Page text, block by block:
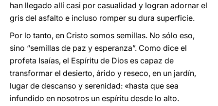
han llegado allí casi por casualidad y logran adornar el
gris del asfalto e incluso romper su dura superficie.
Por lo tanto, en Cristo somos semillas. No sólo eso,
sino “semillas de paz y esperanza”. Como dice el
profeta Isaías, el Espíritu de Dios es capaz de
transformar el desierto, árido y reseco, en un jardín,
lugar de descanso y serenidad: «hasta que sea
infundido en nosotros un espíritu desde lo alto.